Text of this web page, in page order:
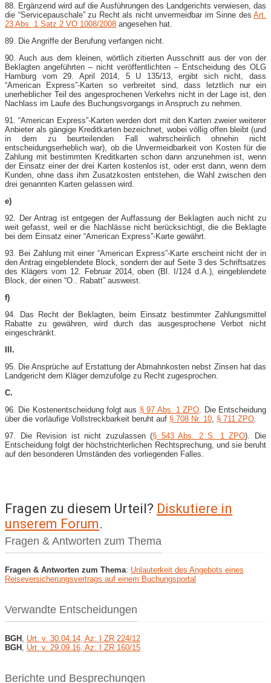
88. Ergänzend wird auf die Ausführungen des Landgerichts verwiesen, das
die “Servicepauschale” zu Recht als nicht unvermeidbar im Sinne des Art.
23 Abs. 1 Satz 2 VO 1008/2008 angesehen hat.
89. Die Angriffe der Berufung verfangen nicht.
90. Auch aus dem kleinen, wörtlich zitierten Ausschnitt aus der von der
Beklagten angeführten – nicht veröffentlichten – Entscheidung des OLG
Hamburg vom 29. April 2014, 5 U 135/13, ergibt sich nicht, dass
“American Express”-​Karten so verbreitet sind, dass letztlich nur ein
unerheblicher Teil des angesprochenen Verkehrs nicht in der Lage ist, den
Nachlass im Laufe des Buchungsvorgangs in Anspruch zu nehmen.
91. “American Express”-​Karten werden dort mit den Karten zweier weiterer
Anbieter als gängige Kreditkarten bezeichnet, wobei völlig offen bleibt (und
in dem zu beurteilenden Fall wahrscheinlich ohnehin nicht
entscheidungserheblich war), ob die Unvermeidbarkeit von Kosten für die
Zahlung mit bestimmten Kreditkarten schon dann anzunehmen ist, wenn
der Einsatz einer der drei Karten kostenlos ist, oder erst dann, wenn dem
Kunden, ohne dass ihm Zusatzkosten entstehen, die Wahl zwischen den
drei genannten Karten gelassen wird.
e)
92. Der Antrag ist entgegen der Auffassung der Beklagten auch nicht zu
weit gefasst, weil er die Nachlässe nicht berücksichtigt, die die Beklagte
bei dem Einsatz einer “American Express”-​Karte gewährt.
93. Bei Zahlung mit einer “American Express”-​Karte erscheint nicht der in
den Antrag eingeblendete Block, sondern der auf Seite 3 des Schriftsatzes
des Klägers vom 12. Februar 2014, oben (Bl. I/124 d.A.), eingeblendete
Block, der einen “O.. Rabatt” ausweist.
f)
94. Das Recht der Beklagten, beim Einsatz bestimmter Zahlungsmittel
Rabatte zu gewähren, wird durch das ausgesprochene Verbot nicht
eingeschränkt.
III.
95. Die Ansprüche auf Erstattung der Abmahnkosten nebst Zinsen hat das
Landgericht dem Kläger demzufolge zu Recht zugesprochen.
C.
96. Die Kostenentscheidung folgt aus § 97 Abs. 1 ZPO . Die Entscheidung
über die vorläufige Vollstreckbarkeit beruht auf § 708 Nr. 10 § 711 ZPO
97. Die Revision ist nicht zuzulassen (§ 543 Abs. 2 S. 1 ZPO). Die
Entscheidung folgt der höchstrichterlichen Rechtsprechung, und sie beruht
auf den besonderen Umständen des vorliegenden Falles.
Fragen zu diesem Urteil? Diskutiere in
unserem Forum.
Fragen & Antworten zum Thema
Fragen & Antworten zum Thema: Unlauterkeit des Angebots eines
Reiseversicherungsvertrags auf einem Buchungsportal
Verwandte Entscheidungen
BGH Urt. v. 30.04.14, Az: I ZR 224/12
BGH Urt. v. 29.09.16, Az: I ZR 160/15
Berichte und Besprechungen